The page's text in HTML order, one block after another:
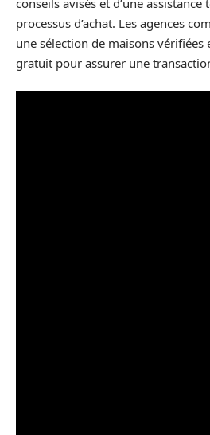
processus d’achat. Les agences
une sélection de maisons
gratuit pour assurer une